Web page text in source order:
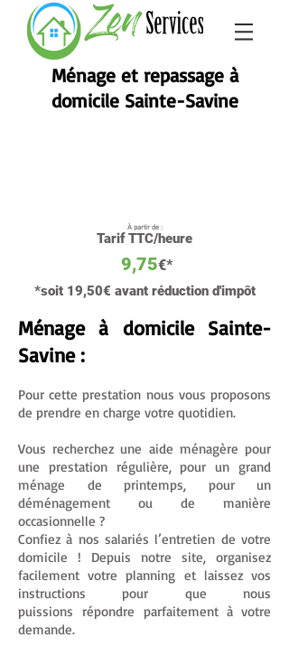
Ménage et repassage à
domicile Sainte-Savine
À partir de :
Tarif TTC/heure
9,75€*
*soit 19,50€ avant réduction d'impôt
Ménage à domicile Sainte-
Savine :
Pour cette prestation nous vous proposons
de prendre en charge votre quotidien.
Vous recherchez une aide ménagère pour
une prestation régulière, pour un grand
ménage de printemps, pour un
déménagement ou de manière
occasionnelle ?
Confiez à nos salariés l’entretien de votre
domicile ! Depuis notre site, organisez
facilement votre planning et laissez vos
instructions pour que nous
puissions répondre parfaitement à votre
demande.